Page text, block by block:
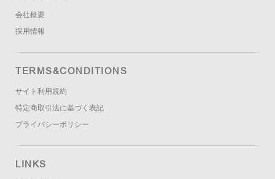
会社概要
採用情報
TERMS&CONDITIONS
サイト利用規約
特定商取引法に基づく表記
プライバシーポリシー
LINKS